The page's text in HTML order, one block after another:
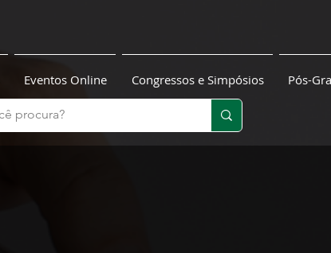
Eventos Online Congressos e Simpósios Pós-